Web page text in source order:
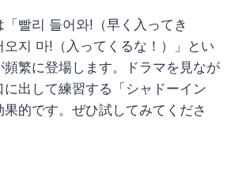
빨리 들어와!（早く入ってき
오지 마!（入ってくるな！）」とい
頻繁に登場します。ドラマを見なが
に出して練習する「シャドーイン
果的です。ぜひ試してみてくださ